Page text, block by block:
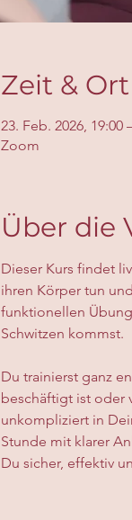
Zeit & Ort
23. Feb. 2026, 19:00
Zoom
Über die
Dieser Kurs findet
ihren Körper tun
funktionellen
Schwitzen kommst.
Du trainierst ganz
beschäftigt ist oder
unkompliziert in
Stunde mit klarer
Du sicher, effektiv